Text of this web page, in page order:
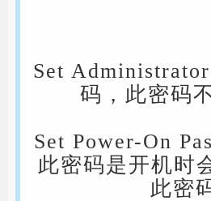
Set
码，此密码
Set Power-On
此密码是开机时
此密